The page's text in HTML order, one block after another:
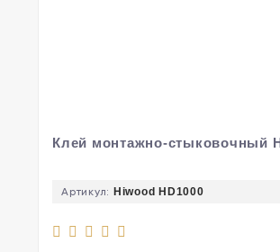
Клей монтажно-стыковочный
Артикул: Hiwood HD1000